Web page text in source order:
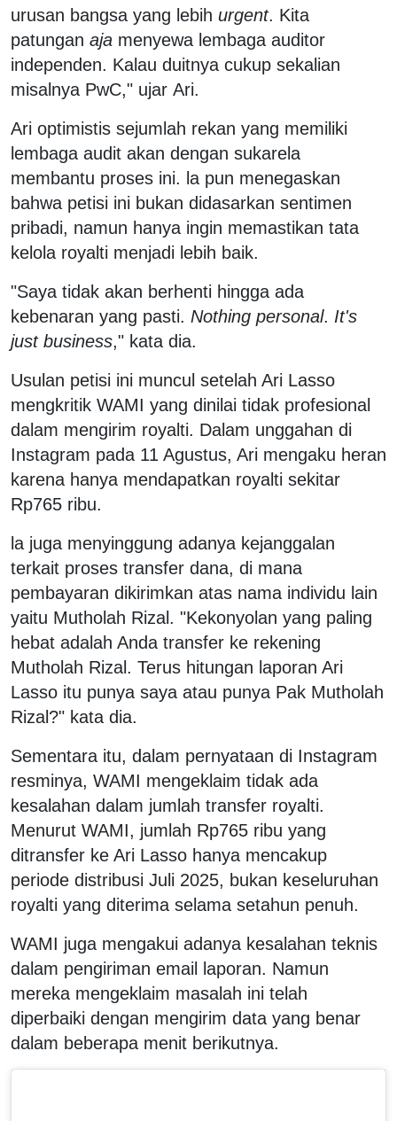
urusan bangsa yang lebih urgent. Kita
patungan aja menyewa lembaga auditor
independen. Kalau duitnya cukup sekalian
misalnya PwC," ujar Ari.
Ari optimistis sejumlah rekan yang memiliki
lembaga audit akan dengan sukarela
membantu proses ini. la pun menegaskan
bahwa petisi ini bukan didasarkan sentimen
pribadi, namun hanya ingin memastikan tata
kelola royalti menjadi lebih baik.
"Saya tidak akan berhenti hingga ada
kebenaran yang pasti. Nothing personal. It's
just business," kata dia.
Usulan petisi ini muncul setelah Ari Lasso
mengkritik WAMI yang dinilai tidak profesional
dalam mengirim royalti. Dalam unggahan di
Instagram pada 11 Agustus, Ari mengaku heran
karena hanya mendapatkan royalti sekitar
Rp765 ribu.
la juga menyinggung adanya kejanggalan
terkait proses transfer dana, di mana
pembayaran dikirimkan atas nama individu lain
yaitu Mutholah Rizal. "Kekonyolan yang paling
hebat adalah Anda transfer ke rekening
Mutholah Rizal. Terus hitungan laporan Ari
Lasso itu punya saya atau punya Pak Mutholah
Rizal?" kata dia.
Sementara itu, dalam pernyataan di Instagram
resminya, WAMI mengeklaim tidak ada
kesalahan dalam jumlah transfer royalti.
Menurut WAMI, jumlah Rp765 ribu yang
ditransfer ke Ari Lasso hanya mencakup
periode distribusi Juli 2025, bukan keseluruhan
royalti yang diterima selama setahun penuh.
WAMI juga mengakui adanya kesalahan teknis
dalam pengiriman email laporan. Namun
mereka mengeklaim masalah ini telah
diperbaiki dengan mengirim data yang benar
dalam beberapa menit berikutnya.